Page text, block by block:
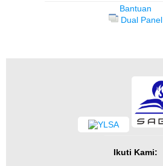
Bantuan
Dual Panel
Ikuti Kami: